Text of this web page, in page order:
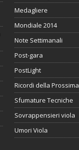
Medagliere
Mondiale 2014
Note Settimanali
Post-gara
PostLight
Ricordi della Prossima
Sfumature Tecniche
Sovrappensieri viola
Umori Viola